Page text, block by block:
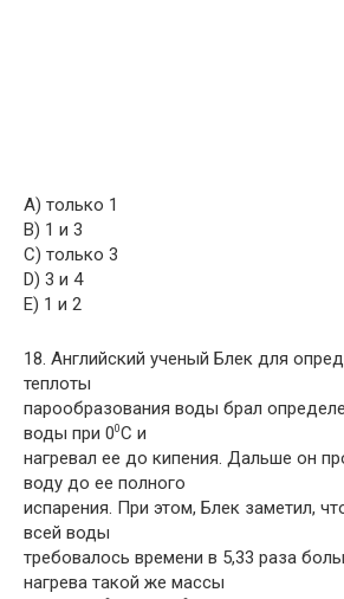
A) только 1
B) 1 и 3
C) только 3
D) 3 и 4
E) 1 и 2
18. Английский ученый Блек для
теплоты
парообразования воды брал
воды при 00С и
нагревал ее до кипения. Дальше он
воду до ее полного
испарения. При этом, Блек заметил,
всей воды
требовалось времени в 5,33 раза
нагрева такой же массы